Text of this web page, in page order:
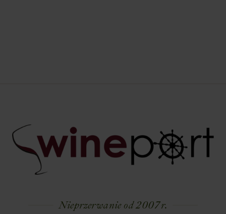
Nieprzerwanie od 2007 r.